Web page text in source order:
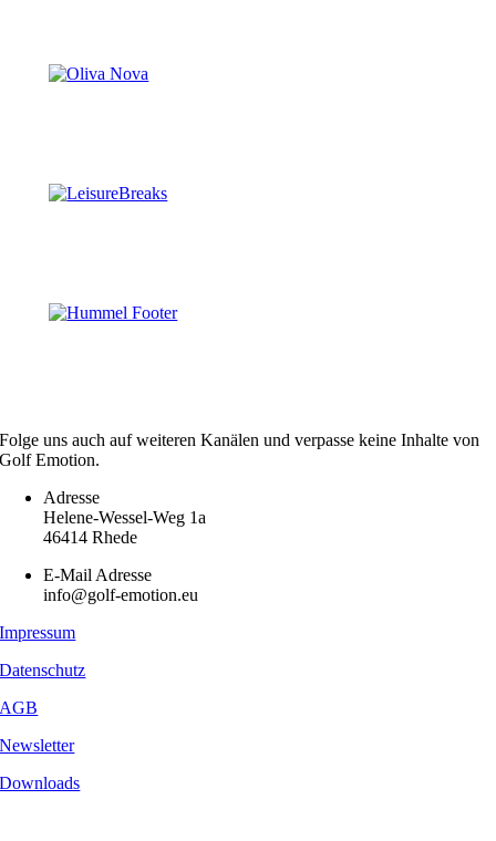
Folge uns auch auf weiteren Kanälen und verpasse keine Inhalte von
Golf Emotion.
Adresse
Helene-Wessel-Weg 1a
46414 Rhede
E-Mail Adresse
info@golf-emotion.eu
Impressum
Datenschutz
AGB
Newsletter
Downloads